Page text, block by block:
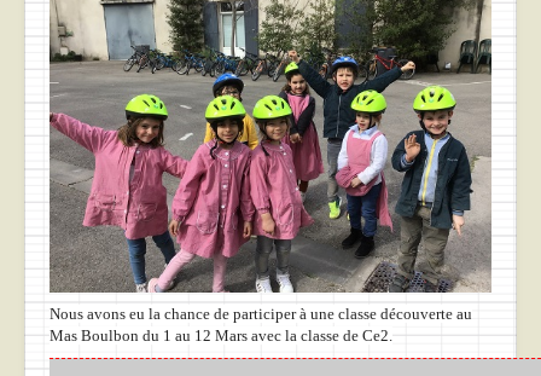
Nous avons eu la chance de participer à une classe découverte au
Mas Boulbon du 1 au 12 Mars avec la classe de Ce2.